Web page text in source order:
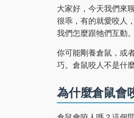
大家好，今天我們來
很乖，有的就愛咬人
我們怎麼跟牠們互動
你可能剛養倉鼠，或
巧。倉鼠咬人不是什
為什麼倉鼠會